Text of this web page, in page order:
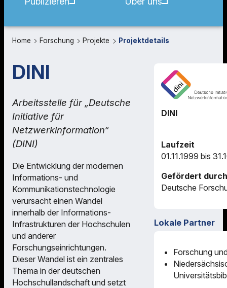
Home Forschung Projekte Projektdetails
DINI
Arbeitsstelle für „Deutsche
Initiative für
Netzwerkinformation“
(DINI)
Die Entwicklung der modernen
Informations- und
Kommunikationstechnologie
verursacht einen Wandel
innerhalb der Informations-
Infrastrukturen der Hochschulen
und anderer
Forschungseinrichtungen.
Dieser Wandel ist ein zentrales
Thema in der deutschen
Hochschullandschaft und setzt
DINI
Laufzeit
01.11.1999 bis
Gefördert durch
Deutsche
Lokale Partner
Forschung